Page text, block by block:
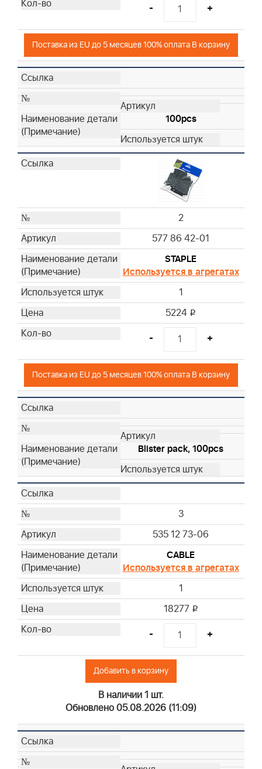
- +
Поставка из EU до 5 месяцев 100% оплата В корзину
100pcs
2
577 86 42-01
STAPLE
Используется в агрегатах
1
5224 i
- +
Поставка из EU до 5 месяцев 100% оплата В корзину
Blister pack, 100pcs
3
535 12 73-06
CABLE
Используется в агрегатах
1
18277 i
- +
Добавить в корзину
В наличии 1 шт.
Обновлено 05.08.2026 (11:09)